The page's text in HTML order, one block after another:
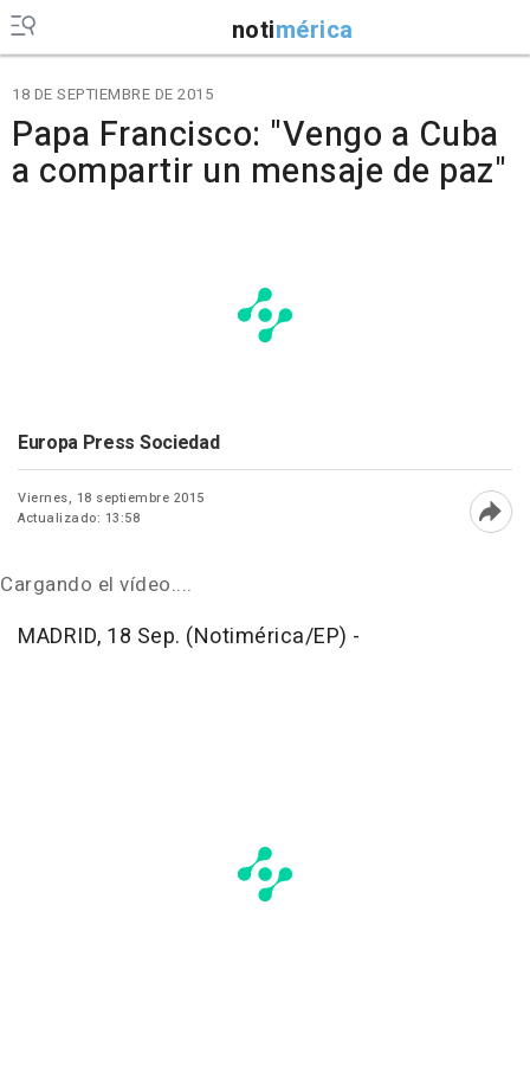
notimérica
18 DE SEPTIEMBRE DE 2015
Papa Francisco: "Vengo a Cuba
a compartir un mensaje de paz"
Europa Press Sociedad
Viernes, 18 septiembre 2015
Actualizado: 13:58
Cargando el vídeo....
MADRID, 18 Sep. (Notimérica/EP) -